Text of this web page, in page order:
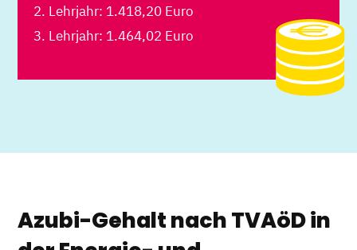
2. Lehrjahr: 1.418,20 Euro
3. Lehrjahr: 1.464,02 Euro
Azubi-Gehalt nach TVAöD in